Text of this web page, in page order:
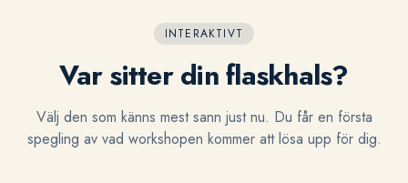
INTERAKTIVT
Var sitter din flaskhals?
Välj den som känns mest sann just nu. Du får en första
spegling av vad workshopen kommer att lösa upp för dig.